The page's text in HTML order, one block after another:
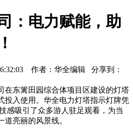
：电力赋能，助
作者：华全编辑 分享到：
东篱田园综合体项目区建设的灯塔
投入使用。华全电力灯塔指示灯牌凭
感吸引了众多游人驻足观看，为当
亮丽的风景线。